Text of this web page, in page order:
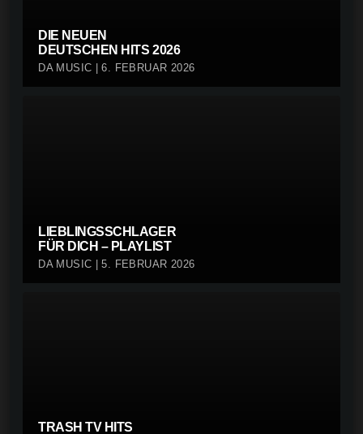
DIE NEUEN
DEUTSCHEN HITS 2026
DA MUSIC | 6. FEBRUAR 2026
LIEBLINGSSCHLAGER
FÜR DICH – PLAYLIST
DA MUSIC | 5. FEBRUAR 2026
TRASH TV HITS